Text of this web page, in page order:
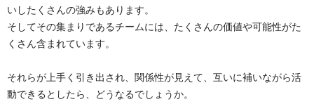
いしたくさんの強みもあります。
そしてその集まりであるチームには、たくさんの価値や可能性がた
くさん含まれています。
それらが上手く引き出され、関係性が見えて、互いに補いながら活
動できるとしたら、どうなるでしょうか。